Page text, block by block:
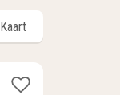
Kaart